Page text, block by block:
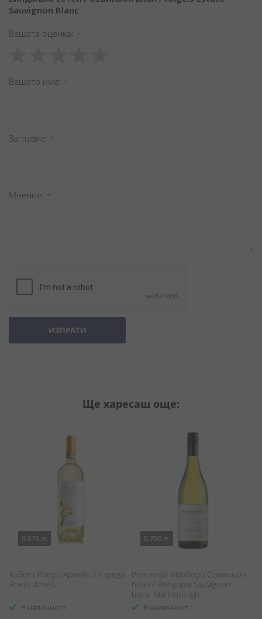
Sauvignon Blanc
Вашата оценка
star
stars
stars
stars
stars
Вашето име
Заглавиe
Мнение
ИЗПРАТИ
Ще харесаш още:
0.375 л.
Кайега Роеро Арнейс / Cayega
Roero Arneis
В наличност
0.750 л.
Ронгопай Малборо Совиньон
блан / Rongopai Sauvignon
blanc Marlborough
В наличност